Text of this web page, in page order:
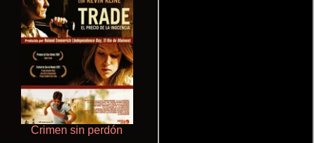
Crimen sin perdón